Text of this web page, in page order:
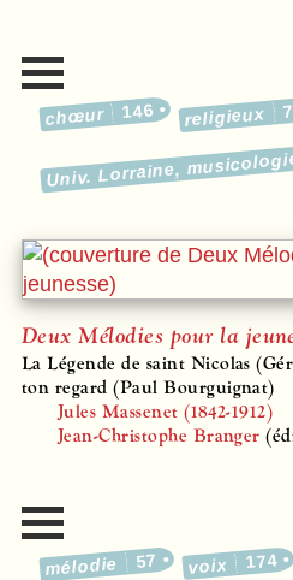
chœur 146 religieux
Univ. Lorraine,
Deux Mélodies pour la
La Légende de saint Nicolas
ton regard (Paul Bourguignat)
Jules Massenet (1842-1912)
Jean-Christophe Branger
mélodie 57 voix 174